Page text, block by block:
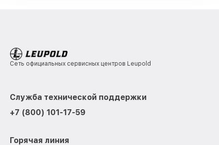
Сеть официальных сервисных центров Leupold
Служба технической поддержки
+7 (800) 101-17-59
Горячая линия